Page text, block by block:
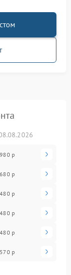
980 р
680 р
480 р
480 р
480 р
570 р